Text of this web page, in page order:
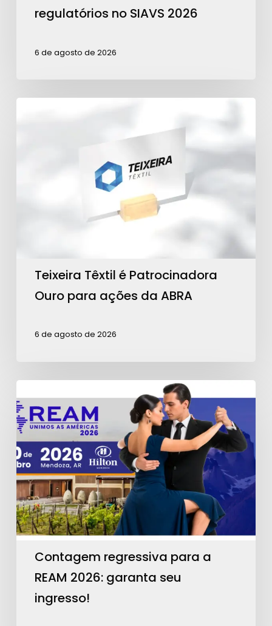
regulatórios no SIAVS 2026
6 de agosto de 2026
Teixeira Têxtil é Patrocinadora
Ouro para ações da ABRA
6 de agosto de 2026
regressiva
para
a
REAM
2026:
garanta
seu
ingresso!
Contagem regressiva para a
REAM 2026: garanta seu
ingresso!